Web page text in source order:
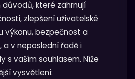
důvodů, které zahrnují
zlepšení uživatelské
výkonu, bezpečnost a
a v neposlední řadě i
s vaším souhlasem. Níže
vysvětlení: